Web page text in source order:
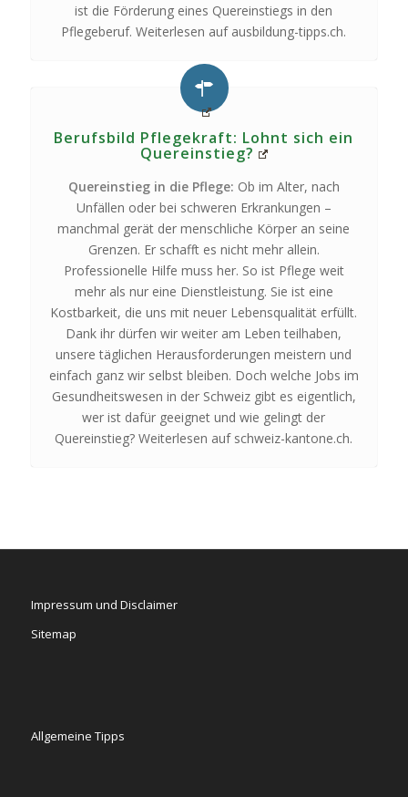
ist die Förderung eines Quereinstiegs in den
Pflegeberuf. Weiterlesen auf ausbildung-tipps.ch.
Berufsbild Pflegekraft: Lohnt sich ein
Quereinstieg?
Quereinstieg in die Pflege: Ob im Alter, nach
Unfällen oder bei schweren Erkrankungen –
manchmal gerät der menschliche Körper an seine
Grenzen. Er schafft es nicht mehr allein.
Professionelle Hilfe muss her. So ist Pflege weit
mehr als nur eine Dienstleistung. Sie ist eine
Kostbarkeit, die uns mit neuer Lebensqualität erfüllt.
Dank ihr dürfen wir weiter am Leben teilhaben,
unsere täglichen Herausforderungen meistern und
einfach ganz wir selbst bleiben. Doch welche Jobs im
Gesundheitswesen in der Schweiz gibt es eigentlich,
wer ist dafür geeignet und wie gelingt der
Quereinstieg? Weiterlesen auf schweiz-kantone.ch.
Impressum und Disclaimer
Sitemap
Allgemeine Tipps